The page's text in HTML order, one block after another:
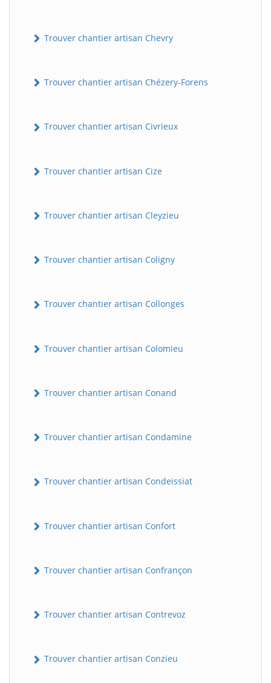
Trouver chantier artisan Chevry
Trouver chantier artisan Chézery-Forens
Trouver chantier artisan Civrieux
Trouver chantier artisan Cize
Trouver chantier artisan Cleyzieu
Trouver chantier artisan Coligny
Trouver chantier artisan Collonges
Trouver chantier artisan Colomieu
Trouver chantier artisan Conand
Trouver chantier artisan Condamine
Trouver chantier artisan Condeissiat
Trouver chantier artisan Confort
Trouver chantier artisan Confrançon
Trouver chantier artisan Contrevoz
Trouver chantier artisan Conzieu
Assistant en ligne